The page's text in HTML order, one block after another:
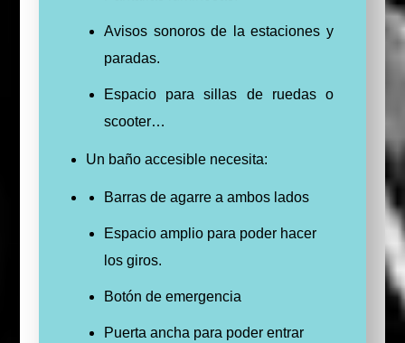
Avisos sonoros de laestaciones y
paradas.
Espacio para sillas de ruedas o
scooter…
Un baño accesible necesita:
Barras de agarre a ambos lados
Espacio amplio para poder hacer
los giros.
Botón de emergencia
Puerta ancha para poder entrar